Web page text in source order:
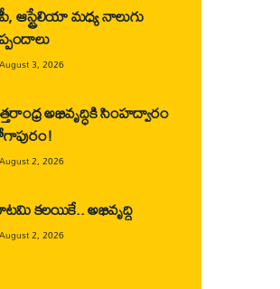
ఆస్ట్రేలియా మధ్య నాలుగు
August 3, 2026
అభివృద్ధికి సింహద్వారం
August 2, 2026
కలయికే.. అభివృద్ధి
August 2, 2026